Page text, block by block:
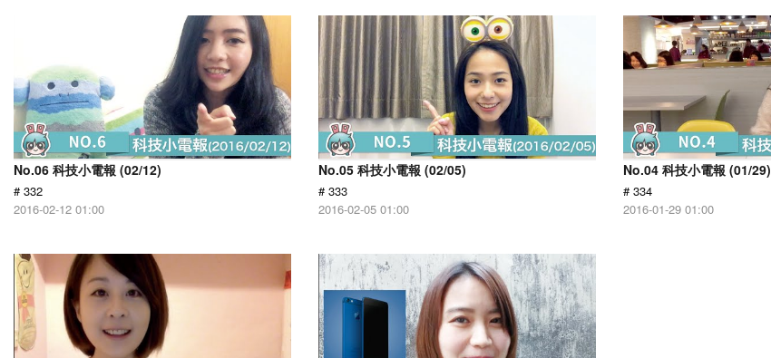
No.06 科技小電報 (02/12)
# 332
2016-02-12 01:00
No.05 科技小電報 (02/05)
# 333
2016-02-05 01:00
No.04 科技小電報 (01/29)
# 334
2016-01-29 01:00